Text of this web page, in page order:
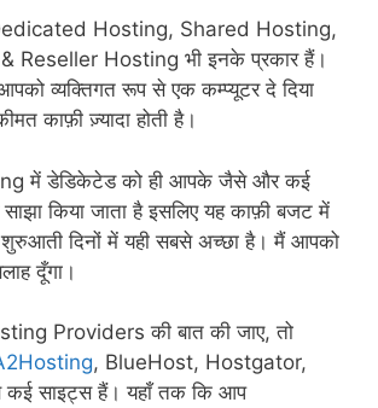
Hosting, Shared Hosting,
Reseller Hosting भी इनके प्रकार हैं।
व्यक्तिगत रूप से एक कम्प्यूटर दे दिया
काफ़ी ज़्यादा होती है।
में डेडिकेटेड को ही आपके जैसे और कई
किया जाता है इसलिए यह काफ़ी बजट में
दिनों में यही सबसे अच्छा है। मैं आपको
दूँगा।
Providers की बात की जाए, तो
, BlueHost, Hostgator,
साइट्स हैं। यहाँ तक कि आप